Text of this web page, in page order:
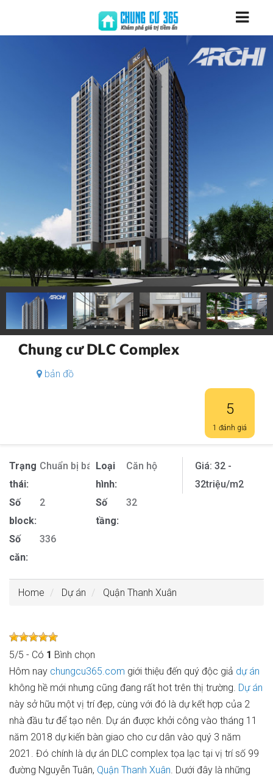
Chung cư DLC Complex
bản đồ
5
1 đánh giá
Trạng
thái:
Chuẩn bị bán Loại
hình:
Căn hộ
Số
block:
2
Số
tầng:
32
Số
căn:
336
Giá: 32 -
32triệu/m2
Home Dự án Quận Thanh Xuân
5/5 - Có 1 Bình chọn
Hôm nay chungcu365.com giới thiệu đến quý độc giả dự án
không hề mới nhưng cũng đang rất hot trên thị trường. Dự án
này sở hữu một vị trí đẹp, cùng với đó là dự kết hợp của 2
nhà đầu tư để tạo nên. Dự án được khởi công vào tháng 11
năm 2018 dự kiến bàn giao cho cư dân vào quý 3 năm
2021. Đó chính là dự án DLC complex tọa lạc tại vị trí số 99
đường Nguyễn Tuân, Quận Thanh Xuân. Dưới đây là những